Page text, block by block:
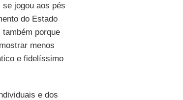
se jogou aos pés
do Estado
também porque
menos
e fidelíssimo
e dos